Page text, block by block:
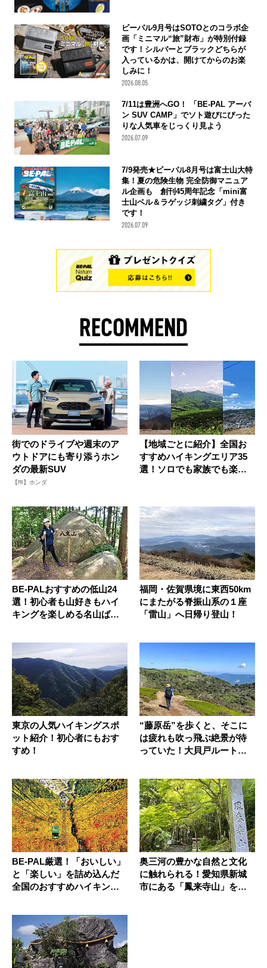
ビーパル9月号はSOTOとのコラボ企
画「ミニマル“旅”財布」が特別付録
です！シルバーとブラックどちらが
入っているかは、開けてからのお楽
しみに！
2026.08.05
7/11は豊洲へGO！ 「BE-PAL アーバ
ン SUV CAMP」でソト遊びにぴった
りな人気車をじっくり見よう
2026.07.09
7/9発売★ビーパル8月号は富士山大特
集！夏の危険生物 完全防御マニュア
ル企画も 創刊45周年記念「mini富
士山ベル＆ラゲッジ刺繍タグ」付き
です！
2026.07.09
RECOMMEND
街でのドライブや週末のア
ウトドアにも寄り添うホン
ダの最新SUV
【PR】ホンダ
【地域ごとに紹介】全国お
すすめハイキングエリア35
選！ソロでも家族でも楽し
BE-PALおすすめの低山24
選！初心者も山好きもハイ
キングを楽しめる名山ばか
福岡・佐賀県境に東西50km
にまたがる脊振山系の１座
「雷山」へ日帰り登山！
東京の人気ハイキングスポ
ット紹介！初心者にもおす
すめ！
“藤原岳”を歩くと、そこに
は疲れも吹っ飛ぶ絶景が待
っていた！大貝戸ルートを
BE-PAL厳選！「おいしい」
と「楽しい」を詰め込んだ
全国のおすすめハイキング
奥三河の豊かな自然と文化
に触れられる！愛知県新城
市にある「鳳来寺山」を日